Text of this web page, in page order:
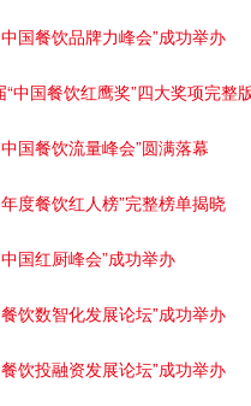
国餐饮品牌力峰会”成功举办
“中国餐饮红鹰奖”四大奖项完整
国餐饮流量峰会”圆满落幕
度餐饮红人榜”完整榜单揭晓
国红厨峰会”成功举办
饮数智化发展论坛”成功举办
饮投融资发展论坛”成功举办